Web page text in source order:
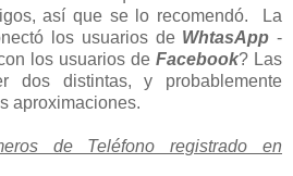
así que se lo recomendó. La
los usuarios de WhtasApp -
los usuarios de Facebook? Las
dos distintas, y probablemente
aproximaciones.
de Teléfono registrado en